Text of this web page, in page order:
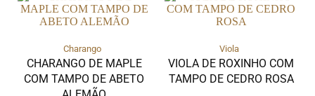
Charango
CHARANGO DE MAPLE
COM TAMPO DE ABETO
Viola
VIOLA DE ROXINHO COM
TAMPO DE CEDRO ROSA